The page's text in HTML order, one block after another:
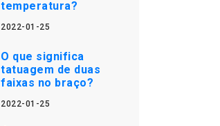
temperatura?
2022-01-25
O que significa
tatuagem de duas
faixas no braço?
2022-01-25